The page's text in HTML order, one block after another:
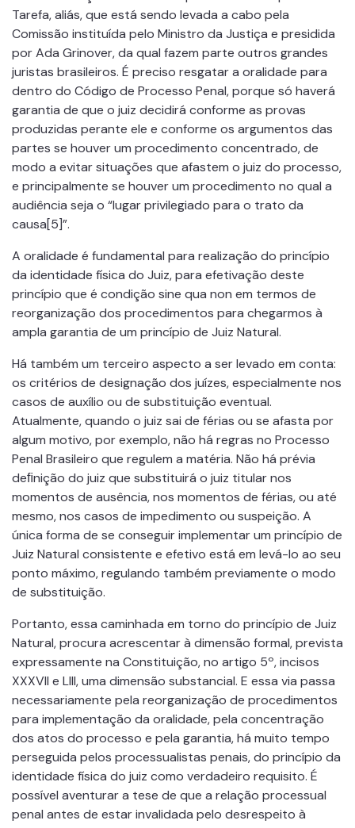
Tarefa, aliás, que está sendo levada a cabo pela
Comissão instituída pelo Ministro da Justiça e presidida
por Ada Grinover, da qual fazem parte outros grandes
juristas brasileiros. É preciso resgatar a oralidade para
dentro do Código de Processo Penal, porque só haverá
garantia de que o juiz decidirá conforme as provas
produzidas perante ele e conforme os argumentos das
partes se houver um procedimento concentrado, de
modo a evitar situações que afastem o juiz do processo,
e principalmente se houver um procedimento no qual a
audiência seja o “lugar privilegiado para o trato da
causa[5]”.
A oralidade é fundamental para realização do princípio
da identidade física do Juiz, para efetivação deste
princípio que é condição sine qua non em termos de
reorganização dos procedimentos para chegarmos à
ampla garantia de um princípio de Juiz Natural.
Há também um terceiro aspecto a ser levado em conta:
os critérios de designação dos juízes, especialmente nos
casos de auxílio ou de substituição eventual.
Atualmente, quando o juiz sai de férias ou se afasta por
algum motivo, por exemplo, não há regras no Processo
Penal Brasileiro que regulem a matéria. Não há prévia
deﬁnição do juiz que substituirá o juiz titular nos
momentos de ausência, nos momentos de férias, ou até
mesmo, nos casos de impedimento ou suspeição. A
única forma de se conseguir implementar um princípio de
Juiz Natural consistente e efetivo está em levá-lo ao seu
ponto máximo, regulando também previamente o modo
de substituição.
Portanto, essa caminhada em torno do princípio de Juiz
Natural, procura acrescentar à dimensão formal, prevista
expressamente na Constituição, no artigo 5º, incisos
XXXVII e LIII, uma dimensão substancial. E essa via passa
necessariamente pela reorganização de procedimentos
para implementação da oralidade, pela concentração
dos atos do processo e pela garantia, há muito tempo
perseguida pelos processualistas penais, do princípio da
identidade física do juiz como verdadeiro requisito. É
possível aventurar a tese de que a relação processual
penal antes de estar invalidada pelo desrespeito à